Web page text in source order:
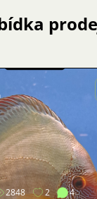
Obrázek
2848 2 4